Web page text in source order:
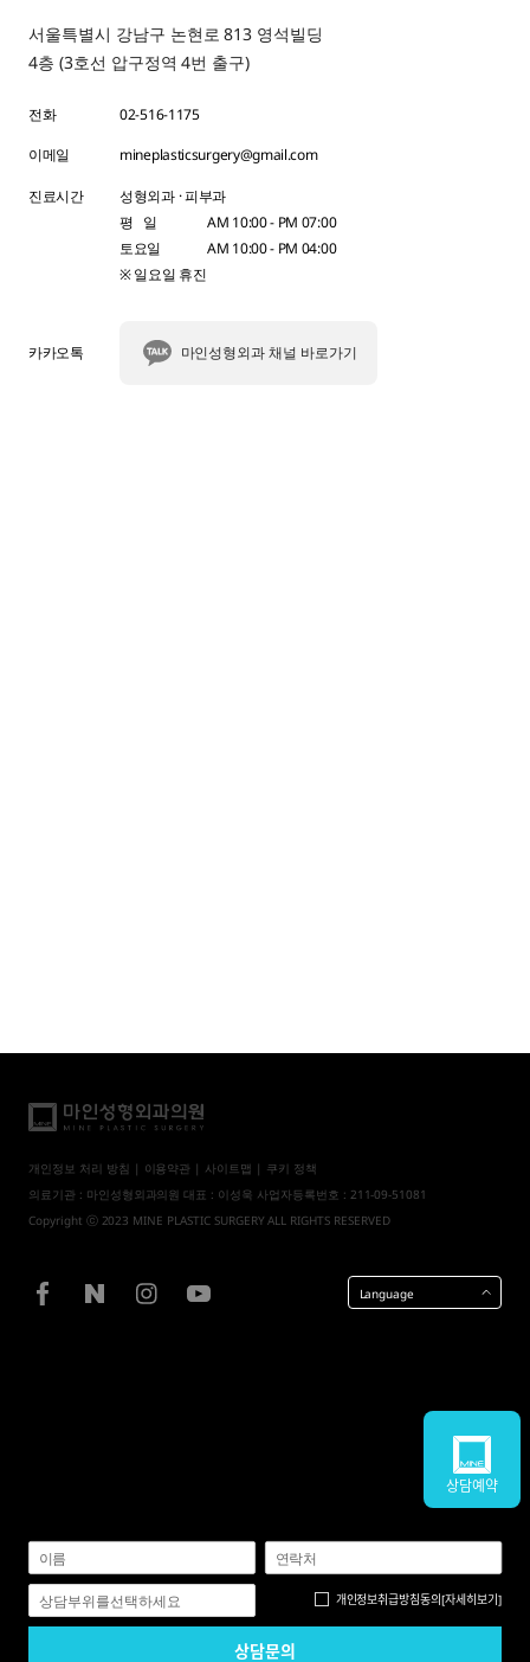
상담예약
서울특별시 강남구 논현로 813 영석빌딩
4층 (3호선 압구정역 4번 출구)
전화 02-516-1175
이메일 mineplasticsurgery@gmail.com
진료시간
성형외과 · 피부과
평 일
AM 10:00 - PM 07:00
토요일
AM 10:00 - PM 04:00
※ 일요일 휴진
카카오톡 마인성형외과 채널 바로가기
개인정보 처리 방침 | 이용약관 | 사이트맵 | 쿠키 정책
의료기관 : 마인성형외과의원 대표 : 이성욱 사업자등록번호 : 211-09-51081
Copyright ⓒ 2023 MINE PLASTIC SURGERY ALL RIGHTS RESERVED
Language
개인정보취급방침동의[자세히보기]
상담부위를선택하세요